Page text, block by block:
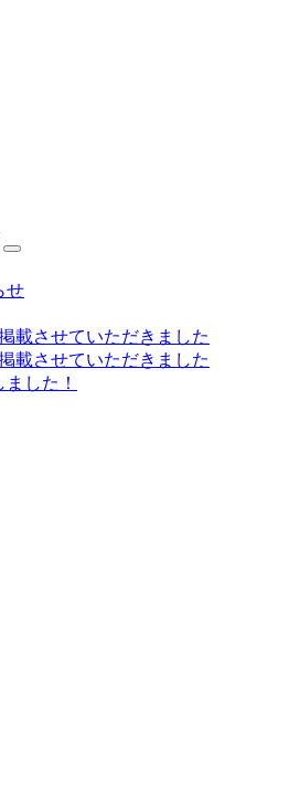
Search
せ
載させていただきました
載させていただきました
した！